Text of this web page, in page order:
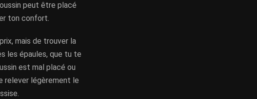
peut être placé
ton confort.
mais de trouver la
les épaules, que tu te
est mal placé ou
relever légèrement le